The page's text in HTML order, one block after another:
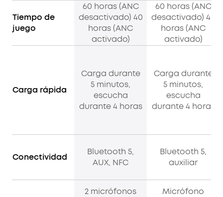
Tiempo de
juego
60 horas (ANC
desactivado) 40
horas (ANC
activado)
60 horas (ANC
desactivado) 40
horas (ANC
activado)
Carga rápida
Carga durante
5 minutos,
escucha
durante 4 horas
Carga durante
5 minutos,
escucha
durante 4 horas
Conectividad
Bluetooth 5,
AUX, NFC
Bluetooth 5,
auxiliar
2 micrófonos
Micrófono